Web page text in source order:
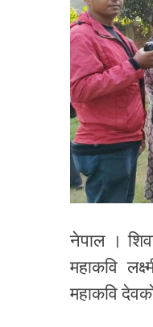
नेपाल ।
महाकवि
महाकवि